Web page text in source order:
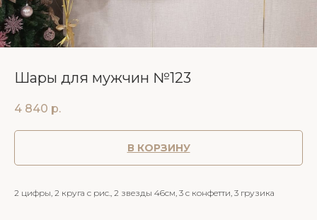
Шары для мужчин №123
4 840 р.
В КОРЗИНУ
2 цифры, 2 круга с рис., 2 звезды 46см, 3 с конфетти, 3 грузика